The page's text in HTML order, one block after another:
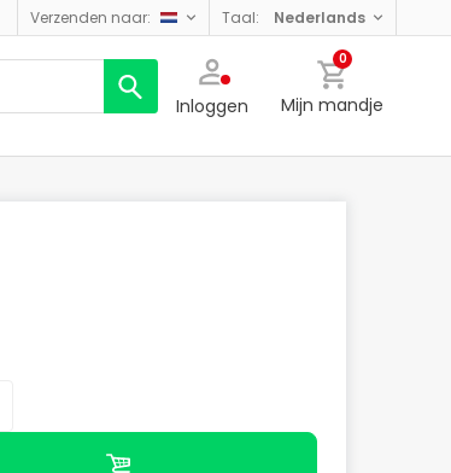
verzenden naar: taal: nederlands
Inloggen
0
Mijn mandje